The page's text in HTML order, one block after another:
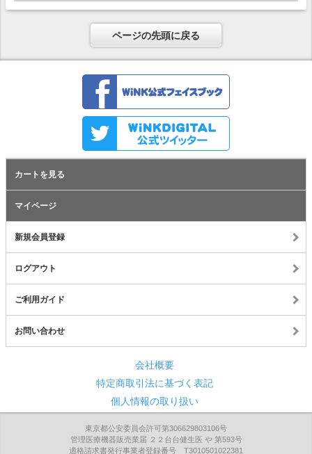
ページの先頭に戻る
カートを見る
マイページ
新規会員登録
ログアウト
ご利用ガイド
お問い合わせ
会社概要
特定商取引法に基づく表記
個人情報の取り扱い
東京都公安委員会許可第306629803106号
管理医療機器販売業届 ２２台台健生医 や 第593号
適格請求書発行事業者登録番号 T3010501022381